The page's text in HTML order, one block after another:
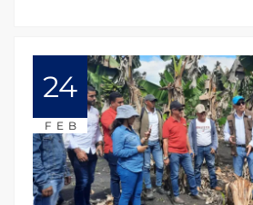
24
FEB